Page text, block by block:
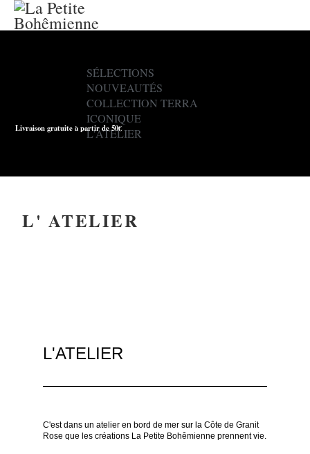
SÉLECTIONS
NOUVEAUTÉS
COLLECTION TERRA
ICONIQUE
L'ATELIER
Livraison gratuite à partir de 50€
L' ATELIER
L'ATELIER
C'est dans un atelier en bord de mer sur la Côte de Granit
Rose que les créations La Petite Bohêmienne prennent vie.